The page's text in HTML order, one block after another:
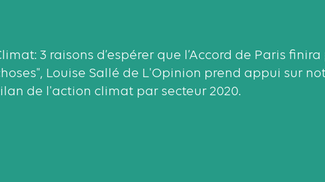
3 raisons d’espérer que l’Accord de Paris
Louise Sallé de L'Opinion prend appui sur
de l'action climat par secteur 2020.